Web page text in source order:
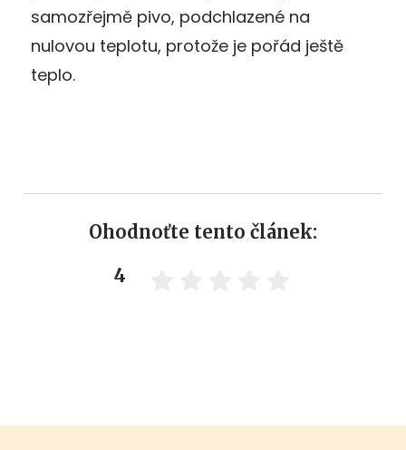
samozřejmě pivo, podchlazené na
nulovou teplotu, protože je pořád ještě
teplo.
Ohodnoťte tento článek:
4